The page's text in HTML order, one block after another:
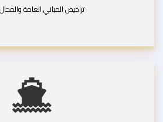
تراخيص المباني العامة